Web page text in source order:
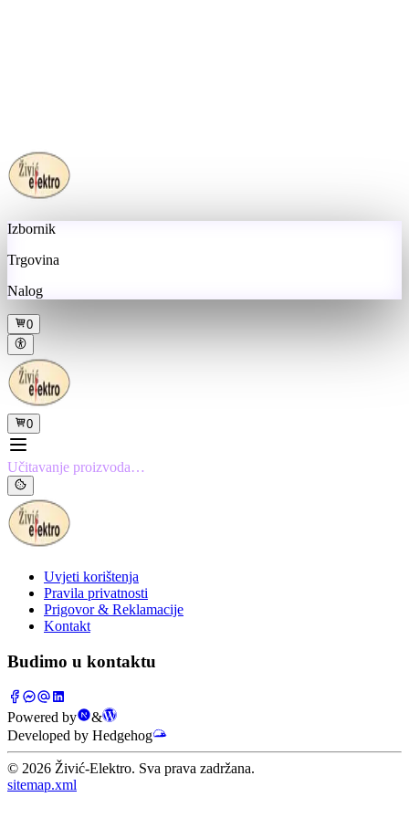
Izbornik
Trgovina
Nalog
0
0
Učitavanje proizvoda…
Uvjeti korištenja
Pravila privatnosti
Prigovor & Reklamacije
Kontakt
Budimo u kontaktu
Powered by
&
Developed by Hedgehog
© 2026 Živić-Elektro. Sva prava zadržana.
sitemap.xml